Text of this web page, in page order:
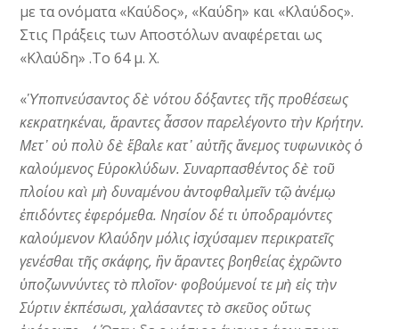
με τα ονόματα «Καύδος», «Καύδη» και «Κλαύδος».
Στις Πράξεις των Αποστόλων αναφέρεται ως
«Κλαύδη» .Το 64 μ. Χ.
«Ὑποπνεύσαντος δὲ νότου δόξαντες τῆς προθέσεως
κεκρατηκέναι, ἄραντες ἆσσον παρελέγοντο τὴν Κρήτην.
Μετ᾿ οὐ πολὺ δὲ ἔβαλε κατ᾿ αὐτῆς ἄνεμος τυφωνικὸς ὁ
καλούμενος Εὐροκλύδων. Συναρπασθέντος δὲ τοῦ
πλοίου καὶ μὴ δυναμένου ἀντοφθαλμεῖν τῷ ἀνέμῳ
ἐπιδόντες ἐφερόμεθα. Νησίον δέ τι ὑποδραμόντες
καλούμενον Κλαύδην μόλις ἰσχύσαμεν περικρατεῖς
γενέσθαι τῆς σκάφης, ἣν ἄραντες βοηθείας ἐχρῶντο
ὑποζωννύντες τὸ πλοῖον· φοβούμενοί τε μὴ εἰς τὴν
Σύρτιν ἐκπέσωσι, χαλάσαντες τὸ σκεῦος οὕτως